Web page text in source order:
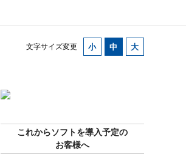
文字サイズ変更
これからソフトを導入予定の
お客様へ